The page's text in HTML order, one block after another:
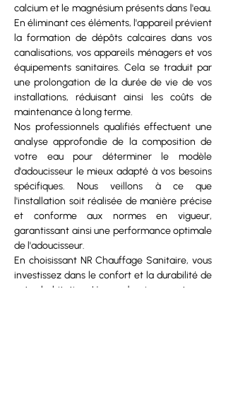
calcium et le magnésium présents dans l'eau.
En éliminant ces éléments, l'appareil prévient
la formation de dépôts calcaires dans vos
canalisations, vos appareils ménagers et vos
équipements sanitaires. Cela se traduit par
une prolongation de la durée de vie de vos
installations, réduisant ainsi les coûts de
maintenance à long terme.
Nos professionnels qualifiés effectuent une
analyse approfondie de la composition de
votre eau pour déterminer le modèle
d'adoucisseur le mieux adapté à vos besoins
spécifiques. Nous veillons à ce que
l'installation soit réalisée de manière précise
et conforme aux normes en vigueur,
garantissant ainsi une performance optimale
de l'adoucisseur.
En choisissant NR Chauffage Sanitaire, vous
investissez dans le confort et la durabilité de
votre habitation. L'eau adoucie apporte non